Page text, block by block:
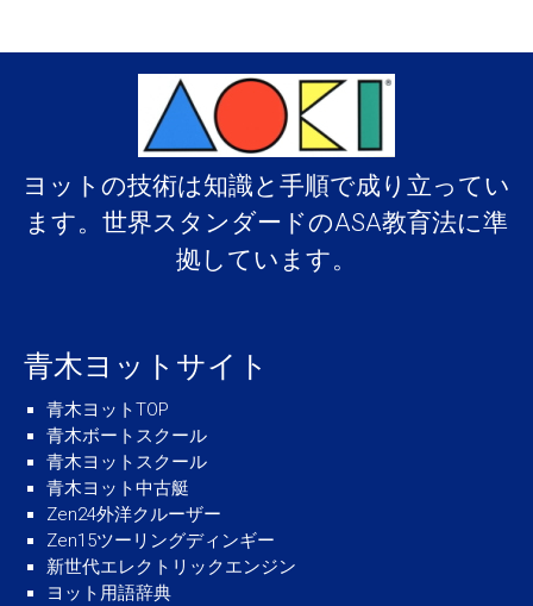
ヨットの技術は知識と手順で成り立ってい
ます。世界スタンダードのASA教育法に準
拠しています。
青木ヨットサイト
青木ヨットTOP
青木ボートスクール
青木ヨットスクール
青木ヨット中古艇
Zen24外洋クルーザー
Zen15ツーリングディンギー
新世代エレクトリックエンジン
ヨット用語辞典